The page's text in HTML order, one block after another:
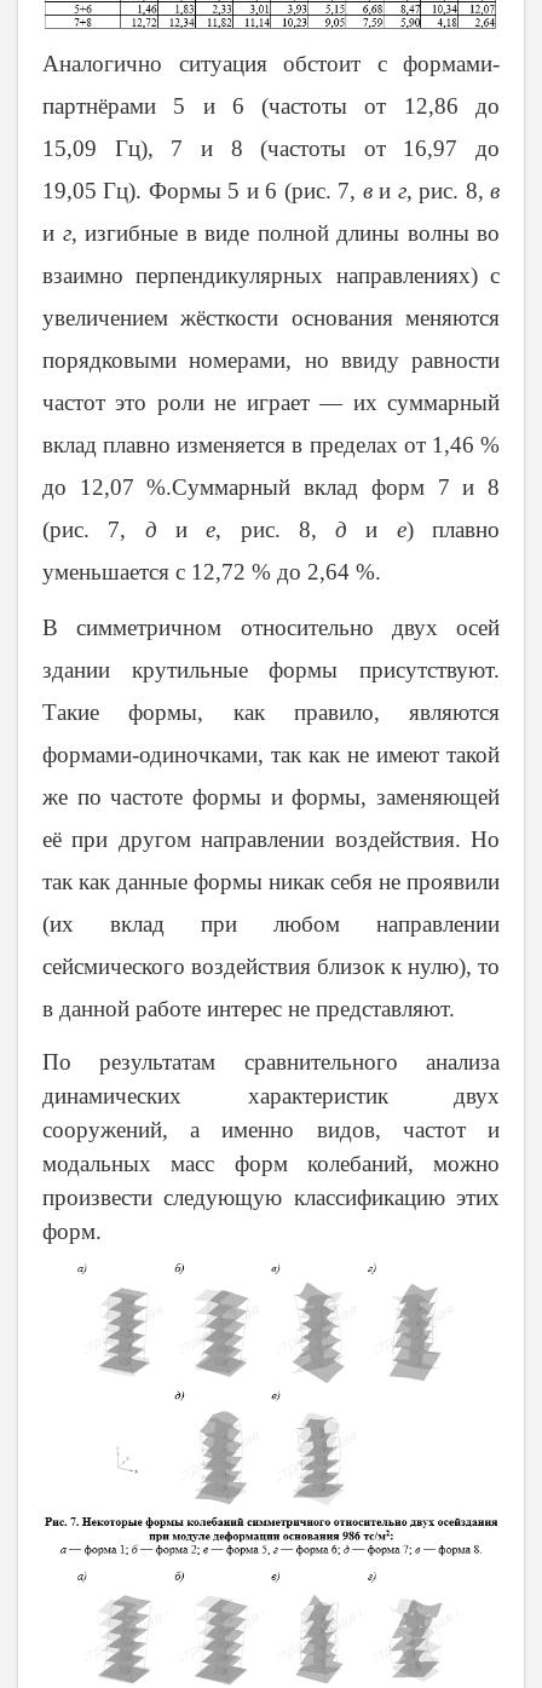
Аналогично ситуация обстоит с формами-
партнёрами 5 и 6 (частоты от 12,86 до
15,09 Гц), 7 и 8 (частоты от 16,97 до
19,05 Гц). Формы 5 и 6 (рис. 7, ви г, рис. 8,в
и г, изгибные в виде полной длины волны во
взаимно перпендикулярных направлениях) с
увеличением жёсткости основания меняются
порядковыми номерами, но ввиду равности
частот это роли не играет — их суммарный
вклад плавно изменяется в пределах от 1,46 %
до 12,07 %.Суммарный вклад форм 7 и 8
(рис. 7, д ие, рис. 8,д и е) плавно
уменьшается с 12,72 % до 2,64 %.
В симметричном относительно двух осей
здании крутильные формы присутствуют.
Такие формы, как правило, являются
формами-одиночками, так как не имеют такой
же по частоте формы и формы, заменяющей
её при другом направлении воздействия. Но
так как данные формы никак себя не проявили
(их вклад при любом направлении
сейсмического воздействия близок к нулю), то
в данной работе интерес не представляют.
По результатам сравнительного анализа
динамических характеристик двух
сооружений, а именно видов, частот и
модальных масс форм колебаний, можно
произвести следующую классификацию этих
форм.